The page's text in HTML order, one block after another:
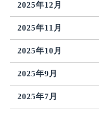
2025年12月
2025年11月
2025年10月
2025年9月
2025年7月